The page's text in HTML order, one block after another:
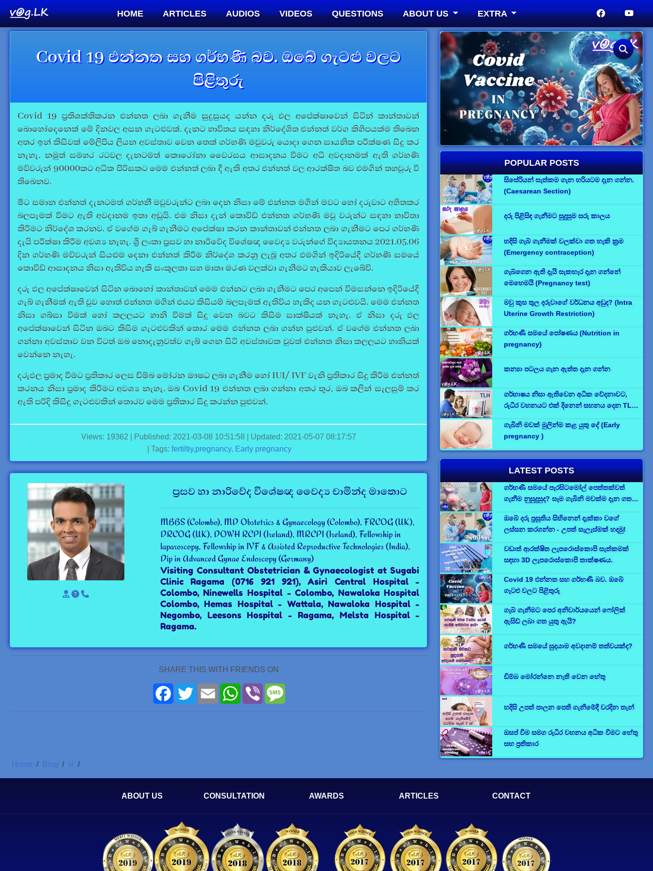
HOME ARTICLES AUDIOS VIDEOS QUESTIONS ABOUT US EXTRA
Covid 19 එන්නත සහ ගර්භණී බව. ඔබේ ගැටළු වලට
පිළිතුරු
Covid 19 ප්‍රතිශක්තිකරන එන්නත ලබා ගැනීම සුදුසුයද යන්න දරු ඵල අපේක්ෂාවෙන් සිටින් කාන්තාවන්
බොහෝදෙනෙක් මේ දිනවල අසන ගැටළුවක්. දැනට භාවිතය සඳහා නිර්දේශිත එන්නත් වර්ග කිහිපයක්ම තිබෙන
අතර ඉන් කිසිවක් මේලිපිය ලියන අවස්තාව වෙන තෙක් ගර්භණී මවුවරු යොදා ගෙන සායනික පරීක්ෂණ සිදු කර
නැහැ. නමුත් සමහර රටවල දැනටමත් කොරෝනා වෛරසය ආසාදනය වීමට අධි අවදානමක් ඇති ගර්භණී
මව්වරුන් 90000කට අධික පිරිසකට මෙම එන්නත් ලබා දී ඇති අතර එන්නත් වල ආරක්ෂිත බව එමගින් තහවුරු වී
තිබෙනව.
මීට සමාන එන්නත් දැනටමත් ගර්භනී මවුවරුන්ට ලබා දෙන නිසා මේ එන්නත මගින් මවට හෝ දරුවාට අහිතකර
බලපෑමක් වීමට ඇති අවදානම ඉතා අඩුයි. එම නිසා දැන් කොවිඩ් එන්නත ගර්භණී මවු වරුන්ට සඳහා භාවිතා
කිරීමට නිර්දේශ කරනව. ඒ වගේම ගැබ් ගැනීමට අපේක්ෂා කරන කාන්තාවන් එන්නත ලබා ගැනීමට පෙර ගර්භණී
දැයි පරීක්ෂා කිරීම අවශ්‍ය නැහැ. ශ්‍රී ලංකා ප්‍රසව හා නාරිවේද විශේෂඥ වෛද්‍ය වරුන්ගේ විද්‍යායතනය 2021.05.06
දින ගර්භණී මව්වරුන් සියළුම දෙනා එන්නත් කිරීම නිර්දේශ කරනු ලැබූ අතර එමගින් ඉදිරියේදී ගර්භණී සමයේ
කොවිඩ් ආසාදනය නිසා ඇතිවිය හැකි සංකූලතා සහ මාතෘ මරණ වලක්වා ගැනීමට හැකියාව ලැබේවි.
දරු ඵල අපේක්ෂාවෙන් සිටින බොහෝ කාන්තාවන් මෙම එන්නට ලබා ගැනීමට පෙර අපෙන් විමසන්නෙ ඉදිරියේදී
ගැබ් ගැනීමක් ඇති වුව හොත් එන්නත මගින් එයට කිසියම් බලපෑමක් ඇතිවිය හැකිද යන ගැටළුවයි. මෙම එන්නත
නිසා ගබ්සා වීමක් හෝ කලලයට හානි වීමක් සිදු වෙන බවට කිසිම සාක්ෂියක් නැහැ. ඒ නිසා දරු ඵල
අපේක්ෂාවෙන් සිටින ඔබට කිසිම ගැටළුවකින් තොර මෙම එන්නත ලබා ගන්න පුළුවන්. ඒ වගේම එන්නත ලබා
ගන්නා අවස්තාව වන විටත් ඔබ නොදැනුවත්ව ගැබ් ගෙන සිටි අවස්තාවක වුවත් එන්නත නිසා කලලයට හානියක්
වෙන්නෙ නැහැ.
දරුඵල ප්‍රමාද වීමට ප්‍රතිකාර ලෙස ඩිම්බ මෝරන ඖෂධ ලබා ගැනීම හෝIUI/ IVFවැනි ප්‍රතිකාර සිදු කිරීම එන්නත්
කරනය නිසා ප්‍රමාද කිරීමට අවශ්‍ය නැහැ. ඔබ Covid 19 එන්නත ලබා ගන්නා අතර තුර, ඔබ කලින් සැලසුම් කර
ඇති පරිදි කිසිදු ගැටළුවකින් තොරව මෙම ප්‍රතිකාර සිදු කරන්න පුළුවන්.
Views: 19362 | Published: 2021-03-08 10:51:58 | Updated: 2021-05-07 08:17:57
| Tags:fertiltiy,pregnancy, Early pregnancy
ප්‍රසව හා නාරිවේද විශේෂඥ වෛද්‍ය චාමින්ද මාතොට
MBBS (Colombo), MD Obstetrics & Gynaecology (Colombo), FRCOG (UK),
DRCOG (UK), DOWH RCPI (Ireland), MRCPI (Ireland), Fellowship in
laparoscopy, Fellowship in IVF & Assisted Reproductive Technologies (India),
Dip in Advanced Gynae Endoscopy (Germany)
Visiting Consultant Obstetrician & Gynaecologist at Sugabi
Clinic Ragama (0716 921 921), Asiri Central Hospital -
Colombo, Ninewells Hospital - Colombo, Nawaloka Hospital
Colombo, Hemas Hospital - Wattala, Nawaloka Hospital -
Negombo, Leesons Hospital - Ragama, Melsta Hospital -
Ragama.
SHARE THIS WITH FRIENDS ON
FacebookTwitterEmail WhatsApp
Viber Message
POPULAR POSTS
සිසේරියන් සැත්කම ගැන හරියටම දැන ගන්න.
(Caesarean Section)
දරු පිළිසිඳ ගැනීමට සුදුසුම සරු කාලය
හදිසි ගැබ් ගැනීමක් වලක්වා ගත හැකි ක්‍රම
(Emergency contraception)
ගැබ්ගෙන ඇති දැයි සැකහැර දැන ගන්නේ
මෙහෙමයි (Pregnancy test)
මවු කුස තුල දරුවාගේ වර්ධනය අඩුද? (Intra
Uterine Growth Restriction)
ගර්භණී සමයේ පෝෂණය (Nutrition in
pregnancy)
කන්‍යා පටලය ගැන ඇත්ත දැන ගන්න
ගර්භාෂය නිසා ඇතිවෙන අධික වේදනාවට,
රුධිර වහනයට එක් දිනෙන් සහනය දෙන TLH
ගැබිනි මවක් මුලින්ම කළ යුතු දේ (Early
pregnancy )
LATEST POSTS
ගර්භණී සමයේ පැරසිටමෝල් පෙත්තක්වත්
ගැනීම නුසුදුසුද? සෑම ගැබිනි මවක්ම දැන ගත
ඔබේ දරු ප්‍රසූතිය සිහිනෙන් දැක්කා වගේ
ලස්සන කරගන්න - උපත් සැලැස්මක් හදමු!
වඩාත් ආරක්ෂිත ලැපරොස්කොපි සැත්කමක්
සඳහා 3D ලැපරොස්කොපි තාක්ෂණය.
Covid 19 එන්නත සහ ගර්භණී බව. ඔබේ
ගැටළු වලට පිළිතුරු
ගැබ් ගැනීමට පෙර අනිවාර්යයෙන් ෆෝලික්
ඇසිඩ් ලබා ගත යුතු ඇයි?
ගර්භණී සමයේ සුදයාම අවදානම් තත්වයක්ද?
ඩිම්බ මෝරන්නෙ නැති වෙන හේතු
හදිසි උපත් පාලන පෙති ගැනීමේදී වරදින තැන්
ඔසප් වීම සමග රුධිර වහනය අධික වීමට හේතු
සහ ප්‍රතිකාර
Home Blog si
ABOUT US CONSULTATION AWARDS ARTICLES CONTACT